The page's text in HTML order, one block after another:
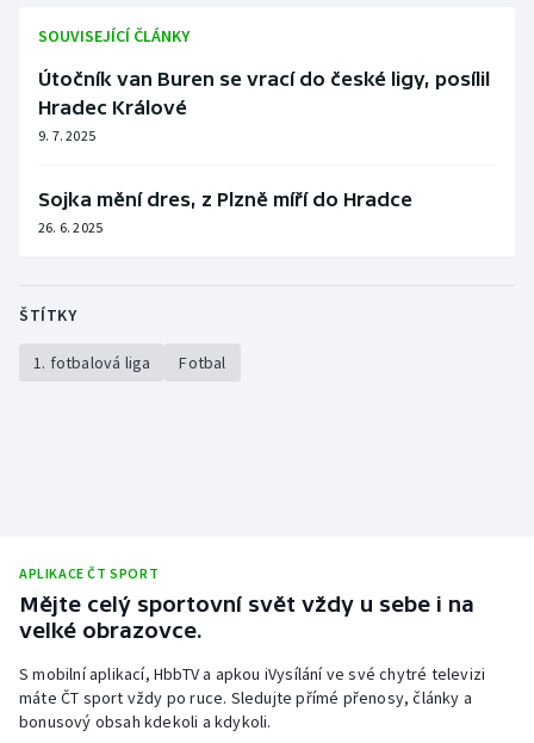
SOUVISEJÍCÍ ČLÁNKY
Útočník van Buren se vrací do české ligy, posílil
Hradec Králové
9. 7. 2025
Sojka mění dres, z Plzně míří do Hradce
26. 6. 2025
ŠTÍTKY
1. fotbalová liga Fotbal
APLIKACE ČT SPORT
Mějte celý sportovní svět vždy u sebe i na
velké obrazovce.
S mobilní aplikací, HbbTV a apkou iVysílání ve své chytré televizi
máte ČT sport vždy po ruce. Sledujte přímé přenosy, články a
bonusový obsah kdekoli a kdykoli.